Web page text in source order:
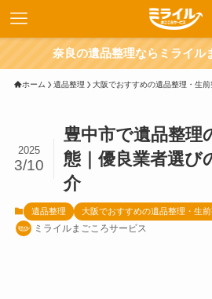
奈良の遺品整理ならミライル
ホーム 遺品整理 大阪でおすすめの遺品整理・生
豊中市で遺品整理
態｜優良業者選び
介
2025
3/10
遺品整理 大阪でおすすめの遺品整理・生
ミライルまごころサービス